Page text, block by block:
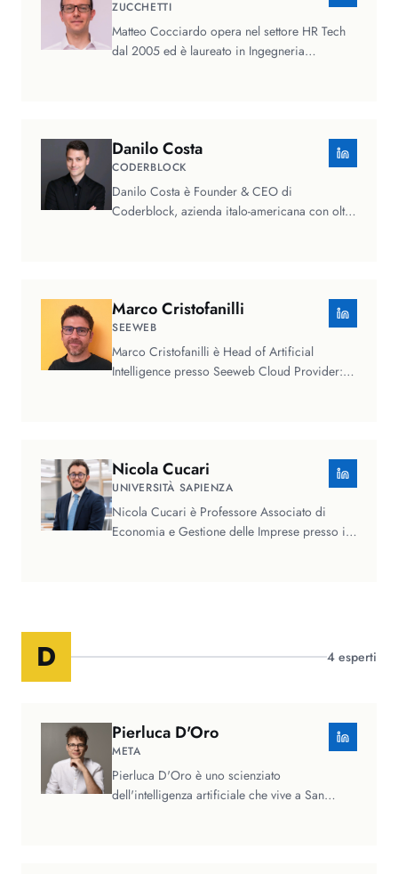
ZUCCHETTI
Matteo Cocciardo opera nel settore HR Tech
dal 2005 ed è laureato in Ingegneria
DaniloCosta
CODERBLOCK
Danilo Costa è Founder & CEO di
Coderblock, azienda italo-americana con oltre
MarcoCristofanilli
SEEWEB
Marco Cristofanilli è Head of Artificial
Intelligence presso Seeweb Cloud Provider:
NicolaCucari
UNIVERSITÀ SAPIENZA
Nicola Cucari è Professore Associato di
Economia e Gestione delle Imprese presso il
D 4 esperti
Pierluca D'Oro
META
Pierluca D'Oro è uno scienziato
dell'intelligenza artificiale che vive a San